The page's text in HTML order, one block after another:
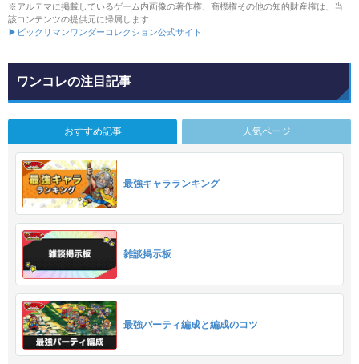
※アルテマに掲載しているゲーム内画像の著作権、商標権その他の知的財産権は、当
該コンテンツの提供元に帰属します
▶ビックリマンワンダーコレクション公式サイト
ワンコレの注目記事
おすすめ記事 人気ページ
最強キャラランキング
雑談掲示板
最強パーティ編成と編成のコツ